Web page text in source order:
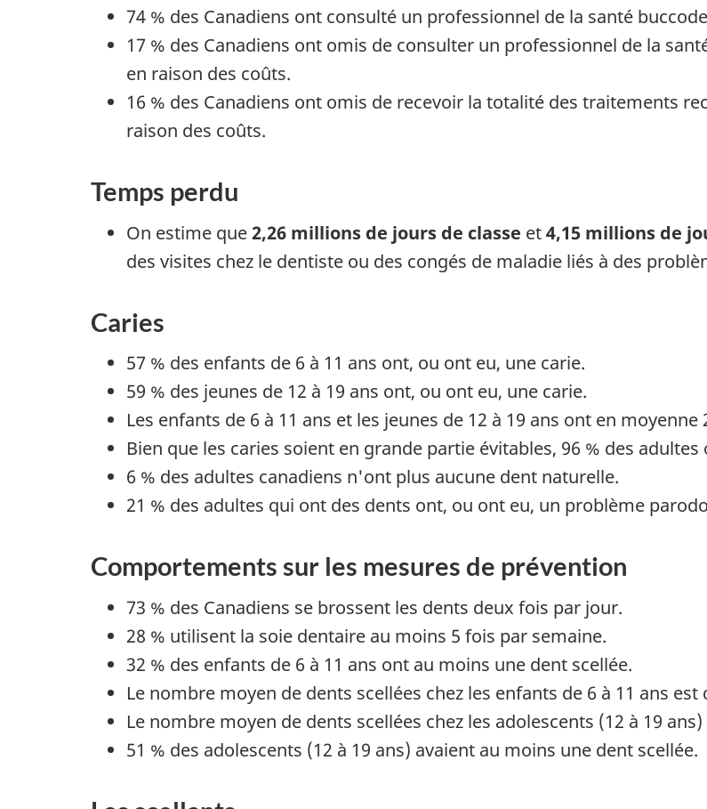
74 % des Canadiens ont consulté un professionnel de la santé
17 % des Canadiens ont omis de consulter un professionnel de la
en raison des coûts.
16 % des Canadiens ont omis de recevoir la totalité des traitements
raison des coûts.
Temps perdu
On estime que2,26 millions de jours de classe et4,15 millions de
des visites chez le dentiste ou des congés de maladie liés à des
Caries
57 % des enfants de 6 à 11 ans ont, ou ont eu, une carie.
59 % des jeunes de 12 à 19 ans ont, ou ont eu, une carie.
Les enfants de 6 à 11 ans et les jeunes de 12 à 19 ans ont en moyenne
Bien que les caries soient en grande partie évitables, 96 % des
6 % des adultes canadiens n'ont plus aucune dent naturelle.
21 % des adultes qui ont des dents ont, ou ont eu, un problème
Comportements sur les mesures de prévention
73 % des Canadiens se brossent les dents deux fois par jour.
28 % utilisent la soie dentaire au moins 5 fois par semaine.
32 % des enfants de 6 à 11 ans ont au moins une dent scellée.
Le nombre moyen de dents scellées chez les enfants de 6 à 11 ans est
Le nombre moyen de dents scellées chez les adolescents (12 à 19 ans)
51 % des adolescents (12 à 19 ans) avaient au moins une dent scellée.